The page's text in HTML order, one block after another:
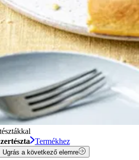
Termékhez
Ugrás a következő elemre